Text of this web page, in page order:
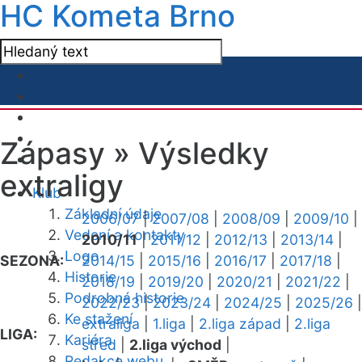
HC Kometa Brno
Klub
Základní údaje
Vedení a kontakty
Logo
Historie
Podrobná historie
Ke stažení
Kariéra
Zápasy » Výsledky
extraligy
SEZONA:
2006/07|2007/08 2008/09 2009/10
2010/11|2011/12 2012/13 2013/14
2014/15
2015/16 2016/17 2017/18
2018/19
2019/20 2020/21 2021/22
2022/23|2023/24 2024/25 2025/26
LIGA:
extraliga 1.liga 2.liga západ
2.liga
střed
2.liga východ